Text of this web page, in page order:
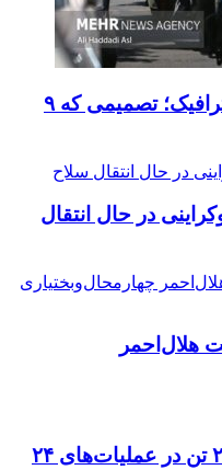
موتورسیکلت‌ها پشت درِ طرح ترافیک؛ تصمیمی که ۹
کشتی اوکراینی در حال انتقال
هلال‌احمر
فوت ۴ نفر و مصدومیت ۲۵ تن در عملیات‌های ۲۴